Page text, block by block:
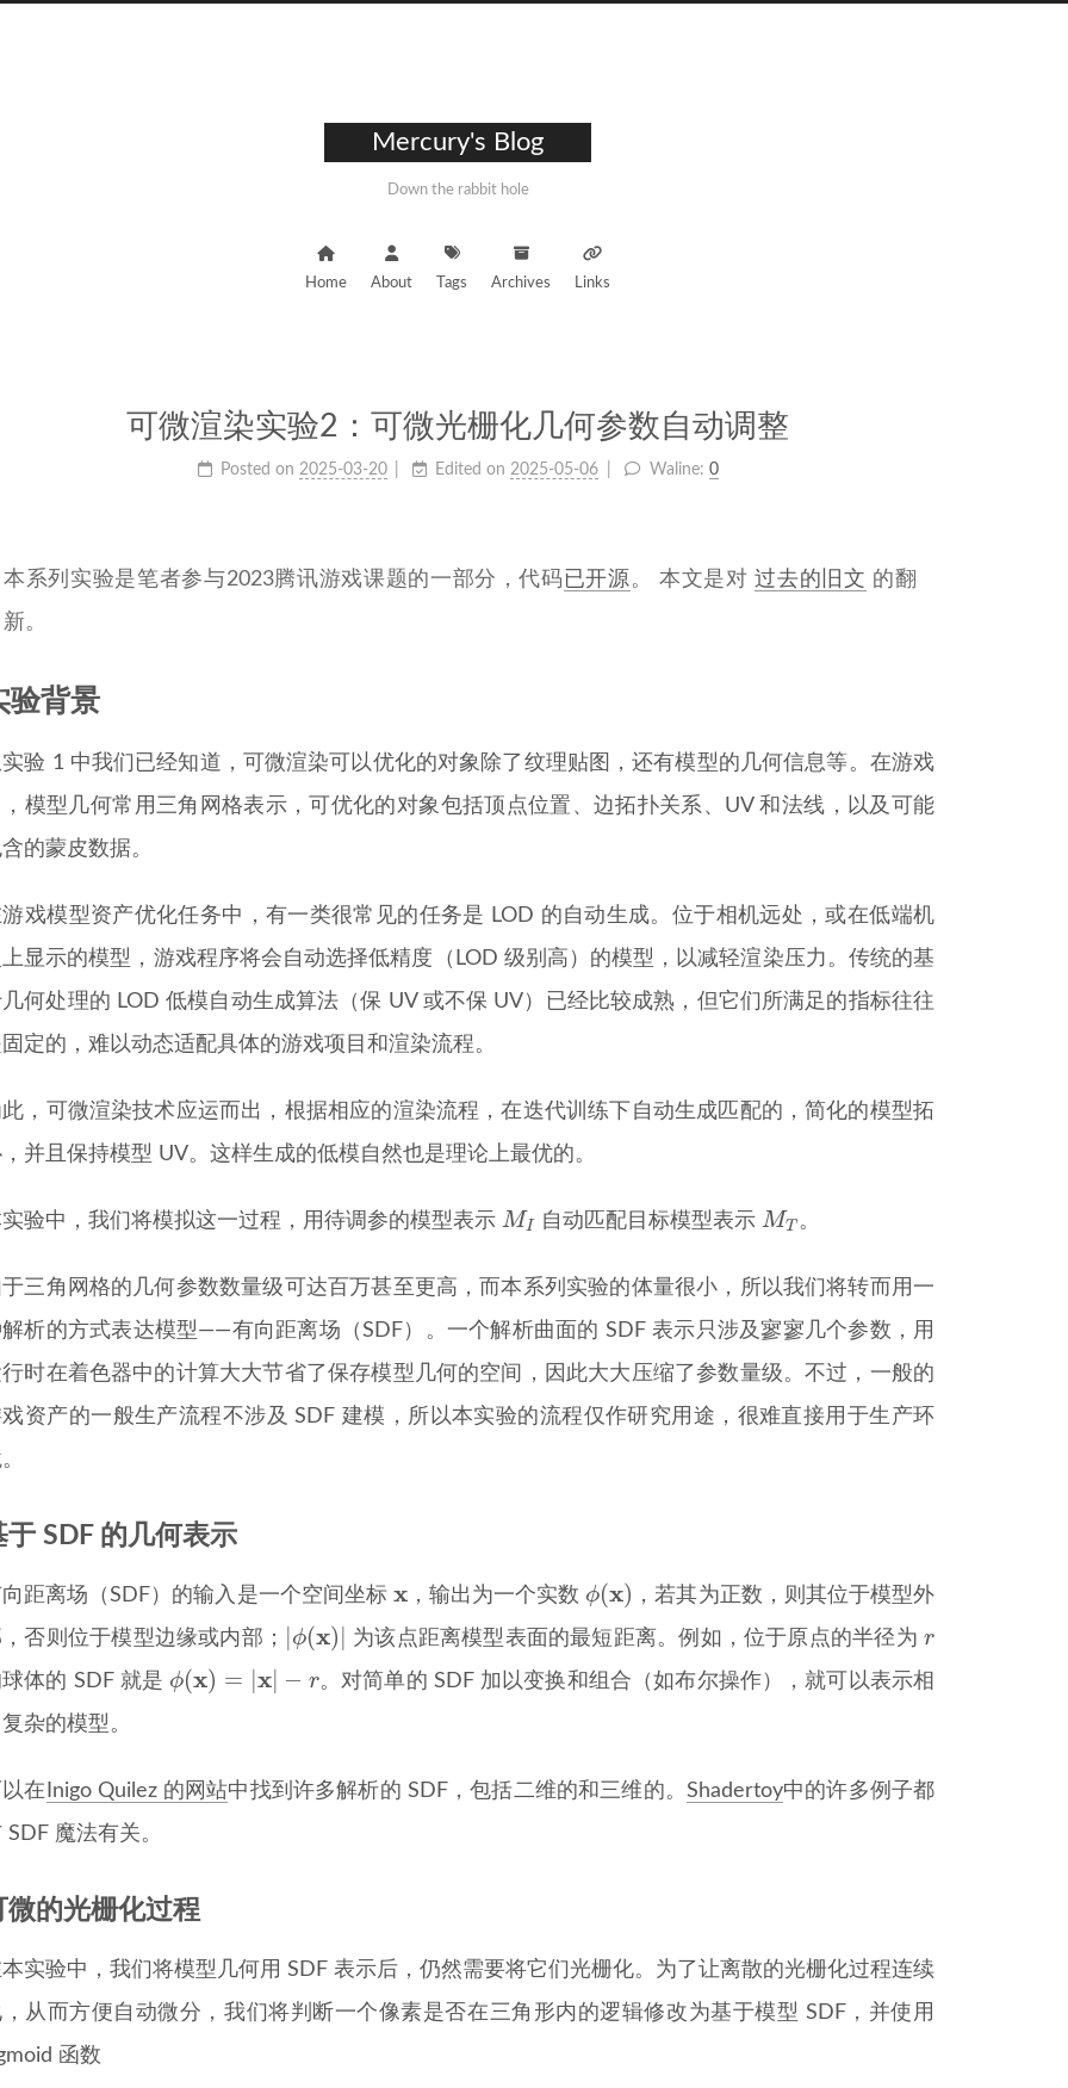
Mercury's Blog
Down the rabbit hole
Home About Tags Archives Links
可微渲染实验2：可微光栅化几何参数自动调整
Posted on 2025-03-20 Edited on 2025-05-06 Waline: 0
本系列实验是笔者参与2023腾讯游戏课题的一部分，代码 已开源。 本文是对过去的旧文 的翻
新。
验背景
验 1 中我们已经知道，可微渲染可以优化的对象除了纹理贴图，还有模型的几何信息等。在游戏
模型几何常用三角网格表示，可优化的对象包括顶点位置、边拓扑关系、UV 和法线，以及可能
的蒙皮数据。
戏模型资产优化任务中，有一类很常见的任务是 LOD 的自动生成。位于相机远处，或在低端机
显示的模型，游戏程序将会自动选择低精度（LOD 级别高）的模型，以减轻渲染压力。传统的基
何处理的 LOD 低模自动生成算法（保 UV 或不保 UV）已经比较成熟，但它们所满足的指标往往
定的，难以动态适配具体的游戏项目和渲染流程。
，可微渲染技术应运而出，根据相应的渲染流程，在迭代训练下自动生成匹配的，简化的模型拓
并且保持模型 UV。这样生成的低模自然也是理论上最优的。
验中，我们将模拟这一过程，用待调参的模型表示 MI
MI 自动匹配目标模型表示 MT
MT 。
三角网格的几何参数数量级可达百万甚至更高，而本系列实验的体量很小，所以我们将转而用一
析的方式表达模型——有向距离场（SDF）。一个解析曲面的 SDF 表示只涉及寥寥几个参数，用
时在着色器中的计算大大节省了保存模型几何的空间，因此大大压缩了参数量级。不过，一般的
资产的一般生产流程不涉及 SDF 建模，所以本实验的流程仅作研究用途，很难直接用于生产环
于 SDF 的几何表示
距离场（SDF）的输入是一个空间坐标 x
x，输出为一个实数 ϕ(x)
ϕ( )
，若其为正数，则其位于模型外
否则位于模型边缘或内部；
ϕ(x)
| ϕ ( )|
为该点距离模型表面的最短距离。例如，位于原点的半径为r
r
体的 SDF 就是 ϕ(x) = x| − r
ϕ( )= − r
。对简单的 SDF 加以变换和组合（如布尔操作），就可以表示相
杂的模型。
在 Inigo Quilez 的网站中找到许多解析的 SDF，包括二维的和三维的。 Shadertoy中的许多例子都
SDF 魔法有关。
微的光栅化过程
实验中，我们将模型几何用 SDF 表示后，仍然需要将它们光栅化。为了让离散的光栅化过程连续
从而方便自动微分，我们将判断一个像素是否在三角形内的逻辑修改为基于模型 SDF，并使用
函数